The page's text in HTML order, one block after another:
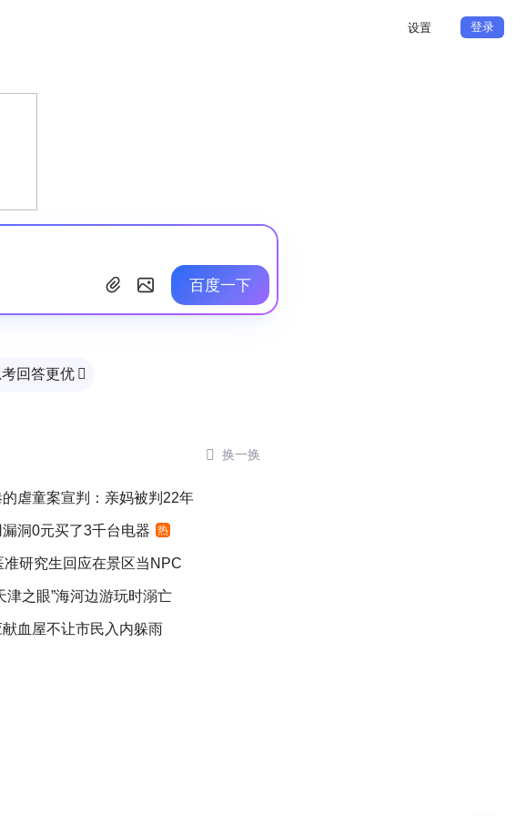
设置 登录
百度一下
回答更优 
 换一换
虐童案宣判：亲妈被判22年
洞0元买了3千台电器 热
准研究生回应在景区当NPC
津之眼”海河边游玩时溺亡
血屋不让市民入内躲雨